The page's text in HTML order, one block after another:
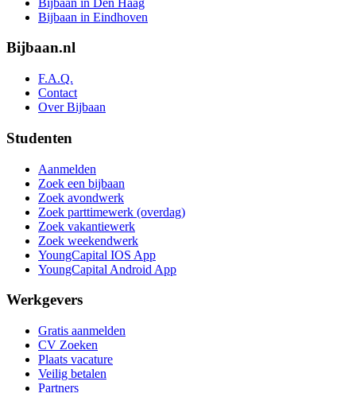
Bijbaan in Eindhoven
Bijbaan.nl
F.A.Q.
Contact
Over Bijbaan
Studenten
Aanmelden
Zoek een bijbaan
Zoek avondwerk
Zoek parttimewerk (overdag)
Zoek vakantiewerk
Zoek weekendwerk
YoungCapital IOS App
YoungCapital Android App
Werkgevers
Gratis aanmelden
CV Zoeken
Plaats vacature
Veilig betalen
Partners